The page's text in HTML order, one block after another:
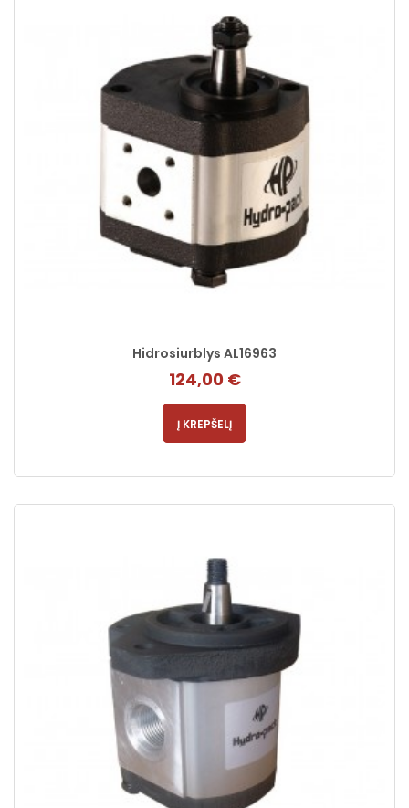
Hidrosiurblys AL16963
124,00 €
Į KREPŠELĮ